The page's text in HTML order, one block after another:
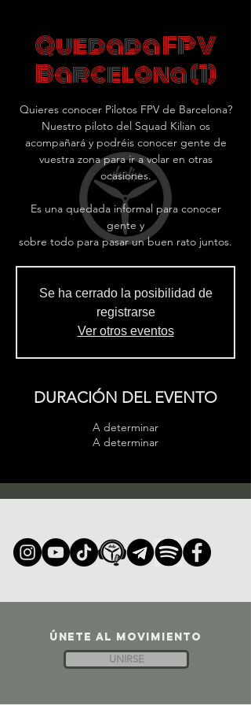
Quedada FPV
Barcelona (1)
Quieres conocer Pilotos FPV de Barcelona?
Nuestro piloto del Squad Kilian os
acompañará y podréis conocer gente de
vuestra zona para ir a volar en otras
ocasiones.
Es una quedada informal para conocer
gente y
sobre todo para pasar un buen rato juntos.
Se ha cerrado la posibilidad de
registrarse
Ver otros eventos
DURACIÓN DEL EVENTO
A determinar
A determinar
ÚNETE AL MOVIMIENTO
UNIRSE